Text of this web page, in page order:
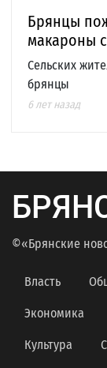
Брянцы
макароны
Сельских
брянцы
6 лет назад
©«Брянские
Власть
Экономика
Культура